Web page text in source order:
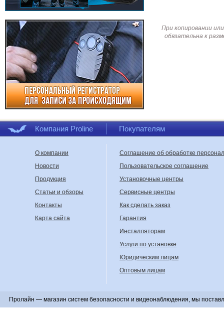
При копировании
обязательна к
Компания Proline Покупателям
О компании
Новости
Продукция
Статьи и обзоры
Контакты
Карта сайта
Соглашение об обработке
Пользовательское соглашение
Установочные центры
Сервисные центры
Как сделать заказ
Гарантия
Инсталляторам
Услуги по установке
Юридическим лицам
Оптовым лицам
Пролайн — магазин систем безопасности и видеонаблюдения, мы